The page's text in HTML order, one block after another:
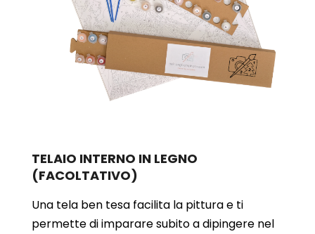
TELAIO INTERNO IN LEGNO
(FACOLTATIVO)
Una tela ben tesa facilita la pittura e ti
permette di imparare subito a dipingere nel